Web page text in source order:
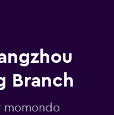
Branch
momondo